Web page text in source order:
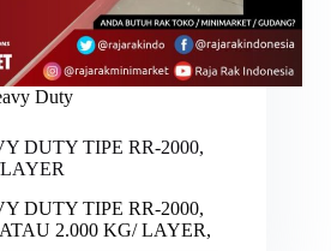
Duty
DUTY TIPE RR-2000,
DUTY TIPE RR-2000,
2.000 KG/ LAYER,